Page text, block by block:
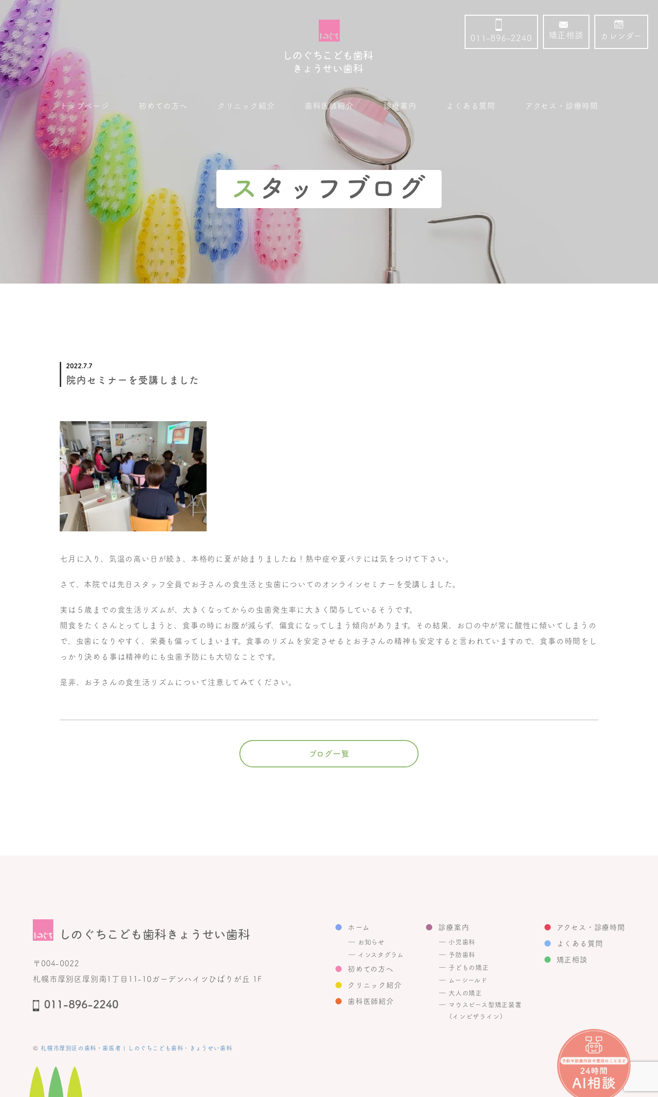
011-896-2240 矯正相談 カレンダー
トップページ 初めての方へ クリニック紹介 歯科医師紹介 診療案内
小児歯科
予防歯科
子どもの矯正
ムーシールド
大人の矯正
よくある質問 アクセス・診療時間
ス タッフブログ
2022.7.7
院内セミナーを受講しました
七月に入り、気温の高い日が続き、本格的に夏が始まりましたね！熱中症や夏バテには気をつけて下さい。
さて、本院では先日スタッフ全員でお子さんの食生活と虫歯についてのオンラインセミナーを受講しました。
実は５歳までの食生活リズムが、大きくなってからの虫歯発生率に大きく関与しているそうです。
間食をたくさんとってしまうと、食事の時にお腹が減らず、偏食になってしまう傾向があります。その結果、お口の中が常に酸性に傾いてしまうの
で、虫歯になりやすく、栄養も偏ってしまいます。食事のリズムを安定させるとお子さんの精神も安定すると言われていますので、食事の時間をし
っかり決める事は精神的にも虫歯予防にも大切なことです。
是非、お子さんの食生活リズムについて注意してみてください。
ブログ一覧
〒004-0022
札幌市厚別区厚別南1丁目11-10ガーデンハイツひばりが丘 1F
011-896-2240
● ホーム
― お知らせ
― インスタグラム
● 初めての方へ
● クリニック紹介
● 歯科医師紹介
● 診療案内
― 小児歯科
― 予防歯科
― 子どもの矯正
― ムーシールド
― 大人の矯正
― マウスピース型矯正装置
(インビザライン)
● アクセス・診療時間
● よくある質問
● 矯正相談
© 札幌市厚別区の歯科・歯医者 | しのぐちこども歯科・きょうせい歯科